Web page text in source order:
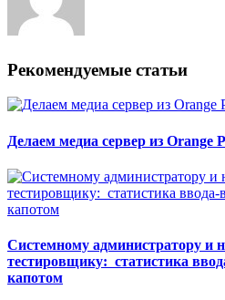
Рекомендуемые статьи
Делаем медиа сервер из Orange
Системному администратору и
тестировщику: статистика
капотом